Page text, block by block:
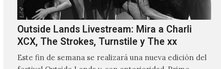
Outside Lands Livestream: Mira a Charli
XCX, The Strokes, Turnstile y The xx
Este fin de semana se realizará una nueva edición del